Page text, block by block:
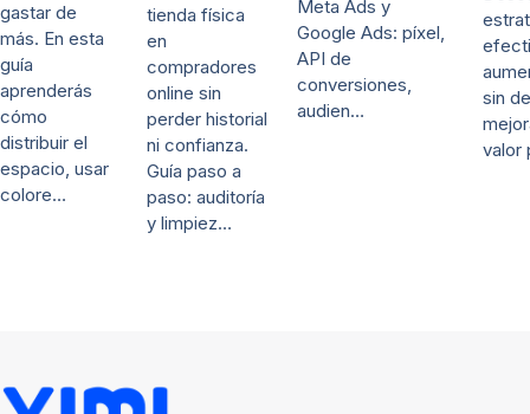
gastar de
más. En esta
guía
aprenderás
cómo
distribuir el
espacio, usar
colore…
tienda física
en
compradores
online sin
perder historial
ni confianza.
Guía paso a
paso: auditoría
y limpiez…
Meta Ads y
Google Ads: píxel,
API de
conversiones,
audien…
sin
valor